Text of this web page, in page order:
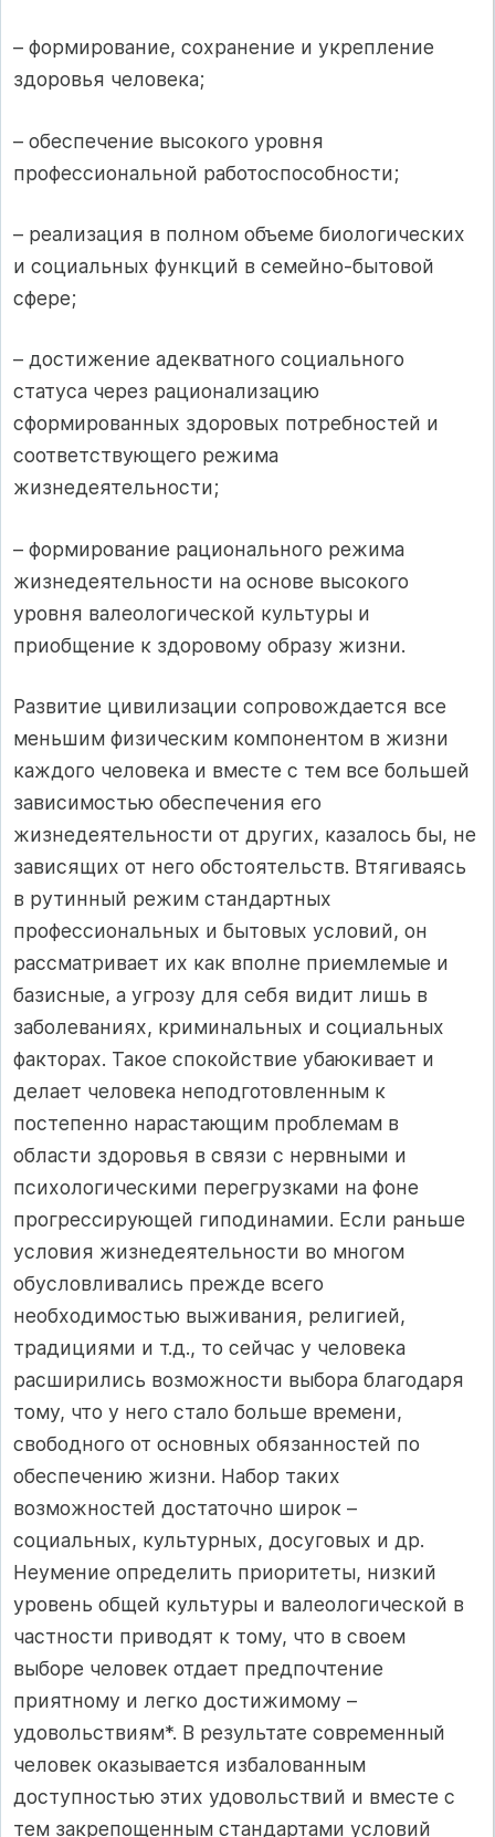
– формирование, сохранение и укрепление
здоровья человека;
– обеспечение высокого уровня
профессиональной работоспособности;
– реализация в полном объеме биологических
и социальных функций в семейно-бытовой
сфере;
– достижение адекватного социального
статуса через рационализацию
сформированных здоровых потребностей и
соответствующего режима
жизнедеятельности;
– формирование рационального режима
жизнедеятельности на основе высокого
уровня валеологической культуры и
приобщение к здоровому образу жизни.
Развитие цивилизации сопровождается все
меньшим физическим компонентом в жизни
каждого человека и вместе с тем все большей
зависимостью обеспечения его
жизнедеятельности от других, казалось бы, не
зависящих от него обстоятельств. Втягиваясь
в рутинный режим стандартных
профессиональных и бытовых условий, он
рассматривает их как вполне приемлемые и
базисные, а угрозу для себя видит лишь в
заболеваниях, криминальных и социальных
факторах. Такое спокойствие убаюкивает и
делает человека неподготовленным к
постепенно нарастающим проблемам в
области здоровья в связи с нервными и
психологическими перегрузками на фоне
прогрессирующей гиподинамии. Если раньше
условия жизнедеятельности во многом
обусловливались прежде всего
необходимостью выживания, религией,
традициями и т.д., то сейчас у человека
расширились возможности выбора благодаря
тому, что у него стало больше времени,
свободного от основных обязанностей по
обеспечению жизни. Набор таких
возможностей достаточно широк –
социальных, культурных, досуговых и др.
Неумение определить приоритеты, низкий
уровень общей культуры и валеологической в
частности приводят к тому, что в своем
выборе человек отдает предпочтение
приятному и легко достижимому –
удовольствиям*. В результате современный
человек оказывается избалованным
доступностью этих удовольствий и вместе с
тем закрепощенным стандартами условий